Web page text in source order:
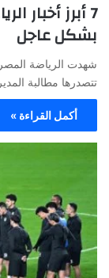
7 أبرز أخبار
بشكل عاجل
تتصدرها مطالبة
أكمل القراءة »